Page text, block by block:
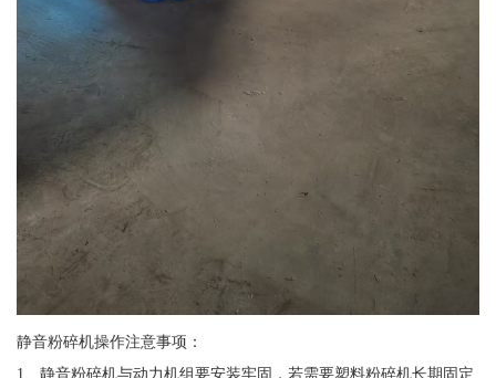
静音粉碎机操作注意事项：
1、静音粉碎机与动力机组要安装牢固，若需要塑料粉碎机长期固定